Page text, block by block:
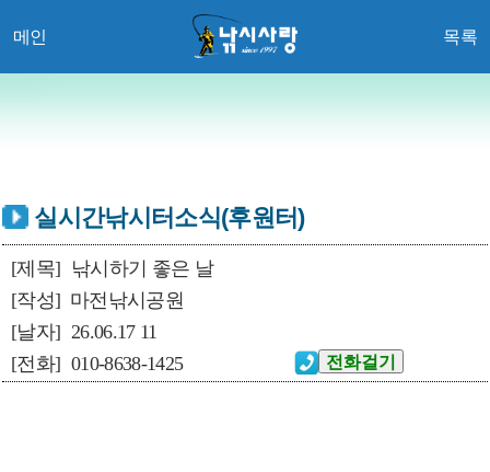
메인 목록
실시간낚시터소식(후원터)
[제목] 낚시하기 좋은 날
[작성] 마전낚시공원
[날자] 26.06.17 11
[전화] 010-8638-1425